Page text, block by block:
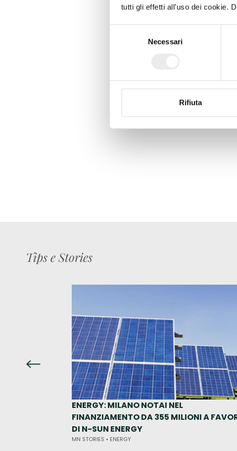
tutti gli effetti all’uso dei cookie.
Necessari
Rifiuta
Tips e Stories
ENERGY: MILANO NOTAI NEL
FINANZIAMENTO DA 355 MILIONI A
DI N-SUN ENERGY
MN STORIES • ENERGY